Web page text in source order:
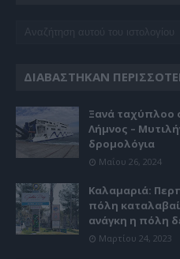
ΔΙΑΒΆΣΤΗΚΑΝ
Ξανά ταχύπλοο
Λήμνος –
δρομολόγια
Μαΐου 26, 2024
Καλαμαριά:
πόλη
ανάγκη η πόλη
Μαρτίου 24, 2023